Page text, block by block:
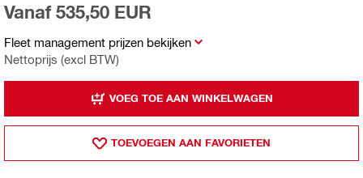
Fleet management prijzen bekijken
Nettoprijs (excl BTW)
Vanaf 535,50 EUR
VOEG TOE AAN WINKELWAGEN
TOEVOEGEN AAN FAVORIETEN